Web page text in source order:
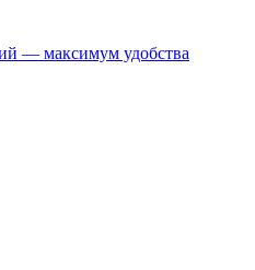
— максимум удобства